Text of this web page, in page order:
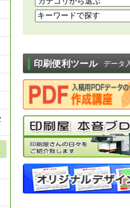
印刷便利ツール データ